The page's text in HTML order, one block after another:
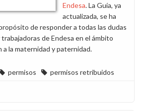
Endesa. La Guía, ya
actualizada, se ha
de responder a todas las dudas
de Endesa en el ámbito
a la maternidad y paternidad.
permisos permisos retribuidos